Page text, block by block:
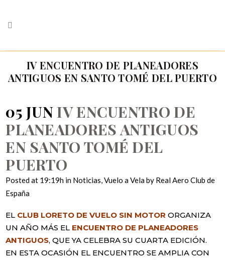
IV ENCUENTRO DE PLANEADORES
ANTIGUOS EN SANTO TOMÉ DEL PUERTO
05 JUNIV ENCUENTRO DE
PLANEADORES ANTIGUOS
EN SANTO TOMÉ DEL
PUERTO
Posted at 19:19h in Noticias,Vuelo a Velaby Real Aero Club de
España
EL CLUB LORETO DE VUELO SIN MOTOR ORGANIZA
UN AÑO MÁS EL ENCUENTRO DE PLANEADORES
ANTIGUOS, QUE YA CELEBRA SU CUARTA EDICIÓN.
EN ESTA OCASIÓN EL ENCUENTRO SE AMPLIA CON